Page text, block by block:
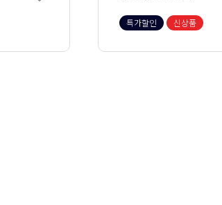
특가할인 신상품